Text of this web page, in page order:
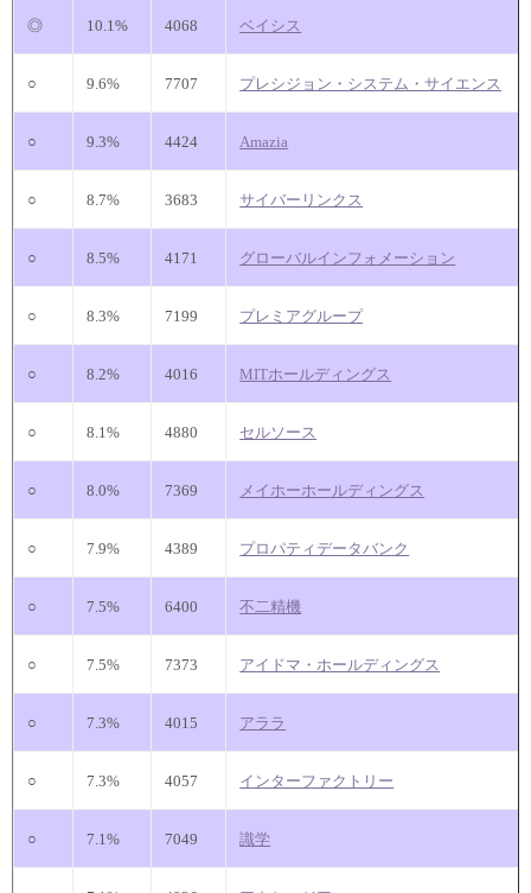
◎ 10.1% 4068 ベイシス
○ 9.6% 7707 プレシジョン・システム・サイエンス
○ 9.3% 4424 Amazia
○ 8.7% 3683 サイバーリンクス
○ 8.5% 4171 グローバルインフォメーション
○ 8.3% 7199 プレミアグループ
○ 8.2% 4016 MITホールディングス
○ 8.1% 4880 セルソース
○ 8.0% 7369 メイホーホールディングス
○ 7.9% 4389 プロパティデータバンク
○ 7.5% 6400 不二精機
○ 7.5% 7373 アイドマ・ホールディングス
○ 7.3% 4015 アララ
○ 7.3% 4057 インターファクトリー
○ 7.1% 7049 識学